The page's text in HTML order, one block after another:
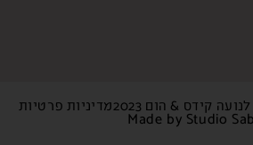
קידס & הום 2023 מדיניות פרטיות
Made by Studio